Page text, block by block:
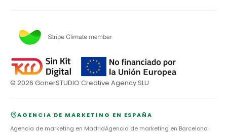
© 2026 GonerSTUDIO Creative Agency SLU
AGENCIA DE MARKETING EN ESPAÑA
Agencia de marketing en MadridAgencia de marketing en Barcelona